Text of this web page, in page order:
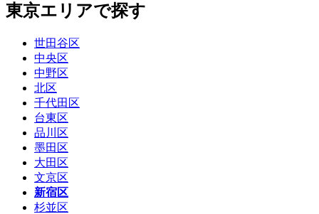
東京エリアで探す
世田谷区
中央区
中野区
北区
千代田区
台東区
品川区
墨田区
大田区
文京区
新宿区
杉並区